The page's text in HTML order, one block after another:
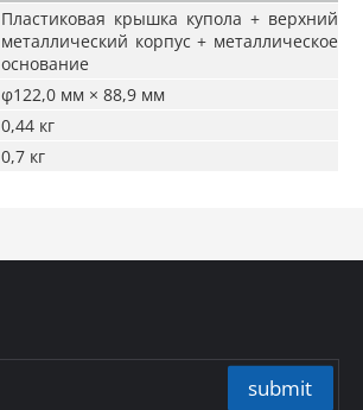
Пластиковая крышка купола + верхний
металлический корпус + металлическое
основание
φ122,0 мм × 88,9 мм
0,44 кг
0,7 кг
submit